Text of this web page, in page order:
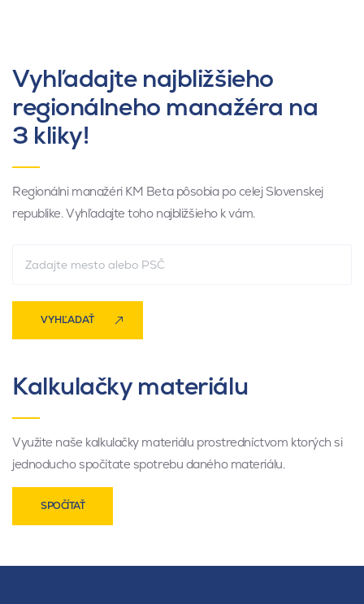
Vyhľadajte najbližšieho
regionálneho manažéra na
3 kliky!
Regionálni manažéri KM Beta pôsobia po celej Slovenskej
republike. Vyhľadajte toho najbližšieho k vám.
VYHĽADAŤ
Kalkulačky materiálu
Využite naše kalkulačky materiálu prostredníctvom ktorých si
jednoducho spočítate spotrebu daného materiálu.
SPOČÍTAŤ